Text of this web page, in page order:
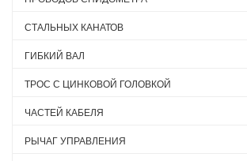
СТАЛЬНЫХ КАНАТОВ
ГИБКИЙ ВАЛ
ТРОС С ЦИНКОВОЙ ГОЛОВКОЙ
ЧАСТЕЙ КАБЕЛЯ
РЫЧАГ УПРАВЛЕНИЯ